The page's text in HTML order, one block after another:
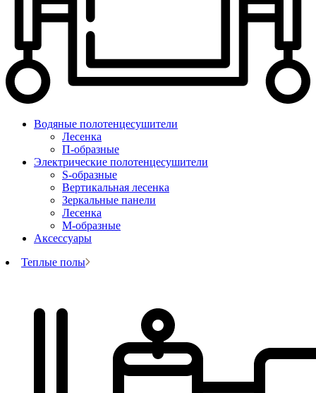
Водяные полотенцесушители
Лесенка
П-образные
Электрические полотенцесушители
S-образные
Вертикальная лесенка
Зеркальные панели
Лесенка
М-образные
Аксессуары
Теплые полы